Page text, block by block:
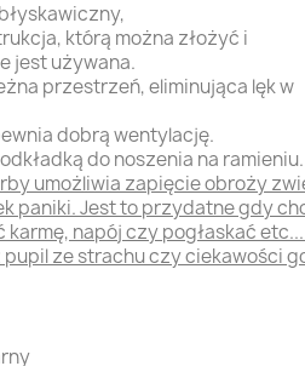
którą można złożyć i
jest używana.
przestrzeń, eliminująca lęk w
dobrą wentylację.
do noszenia na ramieniu.
umożliwia zapięcie obroży
paniki. Jest to przydatne gdy
napój czy pogłaskać
ze strachu czy ciekawości